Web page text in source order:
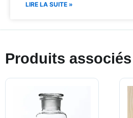
LIRE LA SUITE »
Produits associés